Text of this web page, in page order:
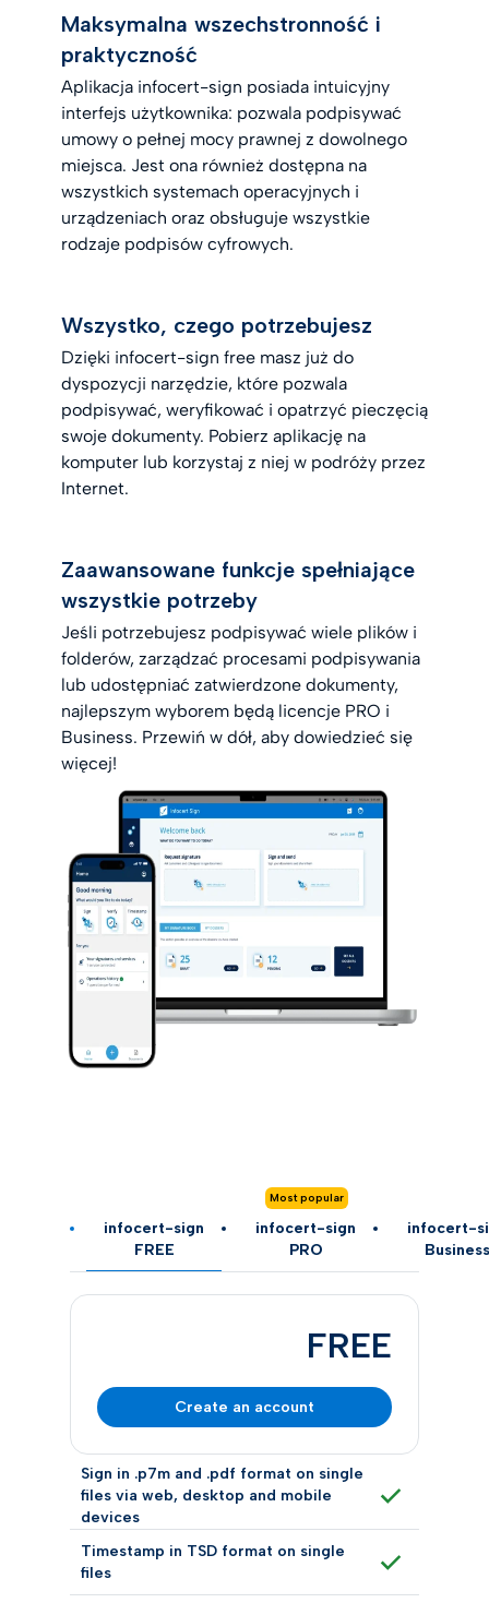
Maksymalna wszechstronność i
praktyczność
Aplikacja infocert-sign posiada intuicyjny
interfejs użytkownika: pozwala podpisywać
umowy o pełnej mocy prawnej z dowolnego
miejsca. Jest ona również dostępna na
wszystkich systemach operacyjnych i
urządzeniach oraz obsługuje wszystkie
rodzaje podpisów cyfrowych.
Wszystko, czego potrzebujesz
Dzięki infocert-sign free masz już do
dyspozycji narzędzie, które pozwala
podpisywać, weryfikować i opatrzyć pieczęcią
swoje dokumenty. Pobierz aplikację na
komputer lub korzystaj z niej w podróży przez
Internet.
Zaawansowane funkcje spełniające
wszystkie potrzeby
Jeśli potrzebujesz podpisywać wiele plików i
folderów, zarządzać procesami podpisywania
lub udostępniać zatwierdzone dokumenty,
najlepszym wyborem będą licencje PRO i
Business. Przewiń w dół, aby dowiedzieć się
więcej!
infocert-sign
FREE
infocert-sign
PRO
Most popular
infocert-
Business
FREE
Create an account
Sign in .p7m and .pdf format on single
files via web, desktop and mobile
devices
Timestamp in TSD format on single
files